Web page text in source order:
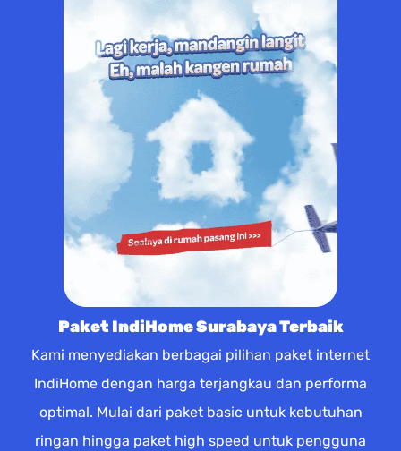
Paket IndiHome Surabaya Terbaik
Kami menyediakan berbagai pilihan paket internet
IndiHome dengan harga terjangkau dan performa
optimal. Mulai dari paket basic untuk kebutuhan
ringan hingga paket high speed untuk pengguna